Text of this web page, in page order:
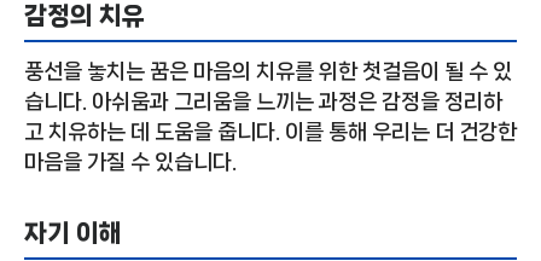
감정의 치유
풍선을 놓치는 꿈은 마음의 치유를 위한 첫걸음이 될 수 있
습니다. 아쉬움과 그리움을 느끼는 과정은 감정을 정리하
고 치유하는 데 도움을 줍니다. 이를 통해 우리는 더 건강한
마음을 가질 수 있습니다.
자기 이해